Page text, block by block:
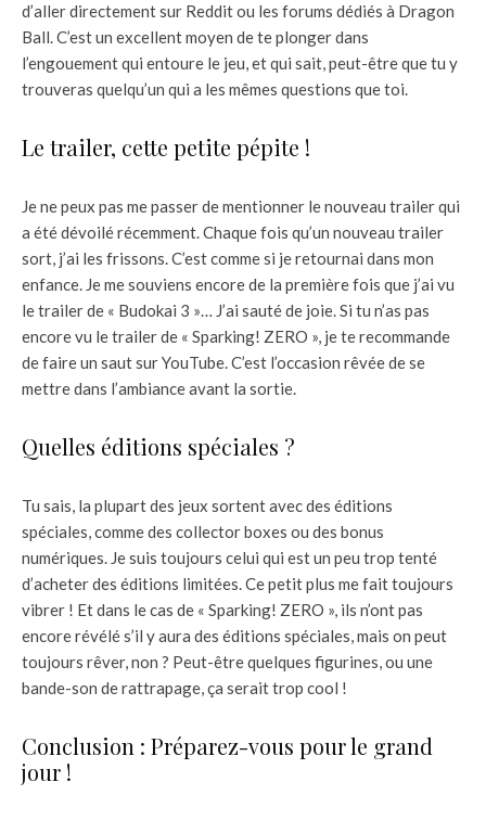
d’aller directement sur Reddit ou les forums dédiés à Dragon
Ball. C’est un excellent moyen de te plonger dans
l’engouement qui entoure le jeu, et qui sait, peut-être que tu y
trouveras quelqu’un qui a les mêmes questions que toi.
Le trailer, cette petite pépite !
Je ne peux pas me passer de mentionner le nouveau trailer qui
a été dévoilé récemment. Chaque fois qu’un nouveau trailer
sort, j’ai les frissons. C’est comme si je retournai dans mon
enfance. Je me souviens encore de la première fois que j’ai vu
le trailer de « Budokai 3 »… J’ai sauté de joie. Si tu n’as pas
encore vu le trailer de « Sparking! ZERO », je te recommande
de faire un saut sur YouTube. C’est l’occasion rêvée de se
mettre dans l’ambiance avant la sortie.
Quelles éditions spéciales ?
Tu sais, la plupart des jeux sortent avec des éditions
spéciales, comme des collector boxes ou des bonus
numériques. Je suis toujours celui qui est un peu trop tenté
d’acheter des éditions limitées. Ce petit plus me fait toujours
vibrer ! Et dans le cas de « Sparking! ZERO », ils n’ont pas
encore révélé s’il y aura des éditions spéciales, mais on peut
toujours rêver, non ? Peut-être quelques figurines, ou une
bande-son de rattrapage, ça serait trop cool !
Conclusion : Préparez-vous pour le grand
jour !